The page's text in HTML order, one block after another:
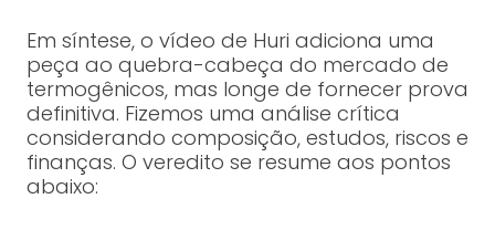
Em síntese, o vídeo de Huri adiciona uma
peça ao quebra-cabeça do mercado de
termogênicos, mas longe de fornecer prova
definitiva. Fizemos uma análise crítica
considerando composição, estudos, riscos e
finanças. O veredito se resume aos pontos
abaixo: